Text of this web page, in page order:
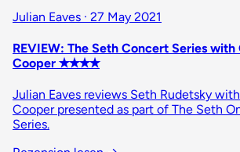
Julian Eaves · 27 May 2021
REVIEW: The Seth Concert Series
Cooper ✭✭✭✭
Julian Eaves reviews Seth Rudetsky
Cooper presented as part of The Seth
Series.